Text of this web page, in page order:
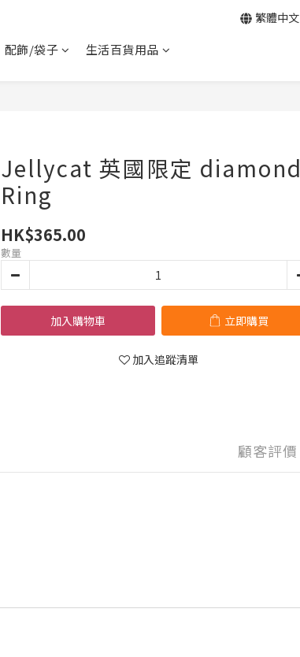
配飾/袋子 生活百貨用品
繁體中文
Jellycat 英國限定 diamond
Ring
HK$365.00
數量
加入購物車 立即購買
加入追蹤清單
顧客評價